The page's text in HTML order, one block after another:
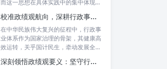
而这一思想在具体实践中的集中体现，
校准政绩观航向，深耕行政事业本职：新时代高质量发展的双重 imperative
在中华民族伟大复兴的征程中，行政事
业体系作为国家治理的骨架，其健康高
效运转，关乎国计民生，牵动发展全
深刻领悟政绩观要义：坚守行政事业初心，绘就为民服务新篇章